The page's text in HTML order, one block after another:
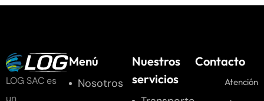
LOG SAC es
un
Menú
Nosotros
Nuestros
servicios
Contacto
Atención